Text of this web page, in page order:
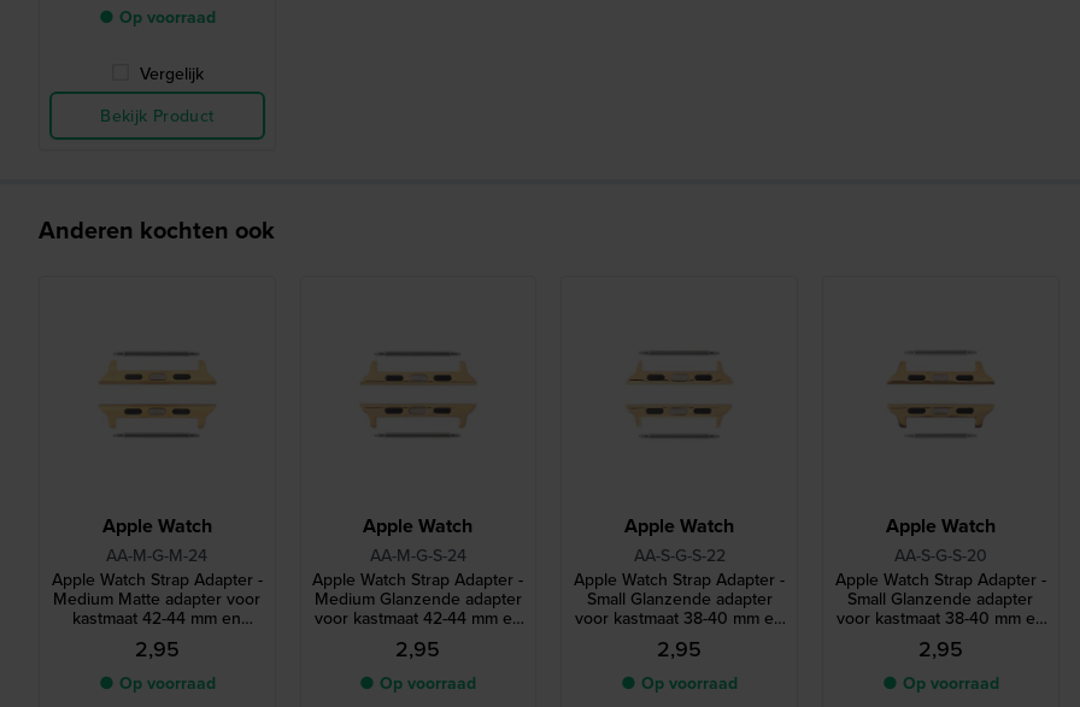
● Op voorraad
Vergelijk
Bekijk Product
Anderen kochten ook
Apple Watch
AA-M-G-M-24
Apple Watch Strap Adapter -
Medium Matte adapter voor
kastmaat 42-44 mm en
bandmaat 24 mm
2,95
● Op voorraad
Apple Watch
AA-M-G-S-24
Apple Watch Strap Adapter -
Medium Glanzende adapter
voor kastmaat 42-44 mm en
bandmaat 24 mm
2,95
● Op voorraad
Apple Watch
AA-S-G-S-22
Apple Watch Strap Adapter -
Small Glanzende adapter
voor kastmaat 38-40 mm en
bandmaat 22 mm
2,95
● Op voorraad
Apple Watch
AA-S-G-S-20
Apple Watch Strap Adapter -
Small Glanzende adapter
voor kastmaat 38-40 mm en
bandmaat 20 mm
2,95
● Op voorraad